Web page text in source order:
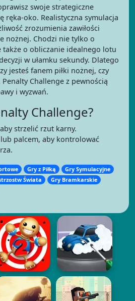
swoje strategiczne
ręka-oko. Realistyczna symulacja
zrozumienia zawiłości
nożnej. Chodzi nie tylko o
także o obliczanie idealnego lotu
w ułamku sekundy. Dlatego
jesteś fanem piłki nożnej, czy
Challenge z pewnością
i wyzwań.
Challenge?
strzelić rzut karny.
palcem, aby kontrolować
Gry z Piłką
Gry Symulacyjne
Świata
Gry Bramkarskie